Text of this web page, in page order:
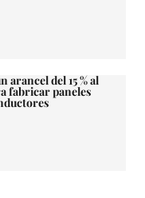
arancel del 15 % al
fabricar paneles